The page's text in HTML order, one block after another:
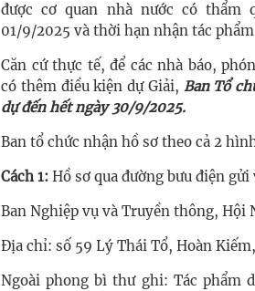
được cơ quan nhà nước có thẩm
01/9/2025 và thời hạn nhận tác
Căn cứ thực tế, để các nhà báo,
có thêm điều kiện dự Giải, Ban Tổ
dự đến hết ngày 30/9/2025.
Ban tổ chức nhận hồ sơ theo cả 2
Cách 1: Hồ sơ qua đường bưu điện gửi
Ban Nghiệp vụ và Truyền thông, Hội
Địa chỉ: số 59 Lý Thái Tổ, Hoàn
Ngoài phong bì thư ghi: Tác phẩm